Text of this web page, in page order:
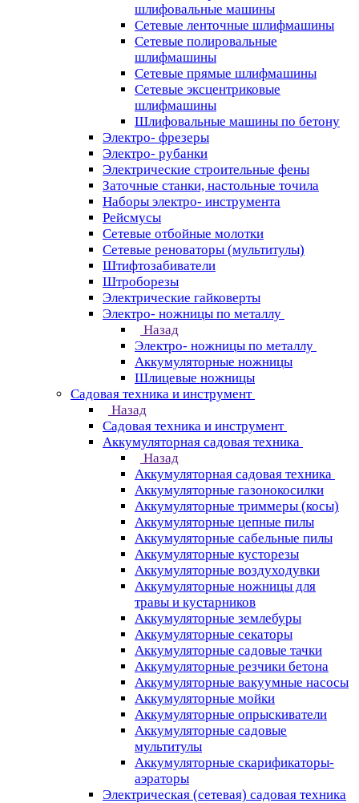
шлифовальные машины
Сетевые ленточные шлифмашины
Сетевые полировальные
шлифмашины
Сетевые прямые шлифмашины
Сетевые эксцентриковые
шлифмашины
Шлифовальные машины по бетону
Электро- фрезеры
Электро- рубанки
Электрические строительные фены
Заточные станки, настольные точила
Наборы электро- инструмента
Рейсмусы
Сетевые отбойные молотки
Сетевые реноваторы (мультитулы)
Штифтозабиватели
Штроборезы
Электрические гайковерты
Электро- ножницы по металлу
Назад
Электро- ножницы по металлу
Аккумуляторные ножницы
Шлицевые ножницы
Cадовая техника и инструмент
Назад
Cадовая техника и инструмент
Аккумуляторная садовая техника
Назад
Аккумуляторная садовая техника
Аккумуляторные газонокосилки
Аккумуляторные триммеры (косы)
Аккумуляторные цепные пилы
Аккумуляторные сабельные пилы
Аккумуляторные кусторезы
Аккумуляторные воздуходувки
Аккумуляторные ножницы для
травы и кустарников
Аккумуляторные землебуры
Аккумуляторные секаторы
Аккумуляторные садовые тачки
Аккумуляторные резчики бетона
Аккумуляторные вакуумные насосы
Аккумуляторные мойки
Аккумуляторные опрыскиватели
Аккумуляторные садовые
мультитулы
Аккумуляторные скарификаторы-
аэраторы
Электрическая (сетевая) садовая техника